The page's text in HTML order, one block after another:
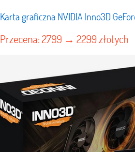
Karta graficzna NVIDIA Inno3D
Przecena: 2799 → 2299 złotych